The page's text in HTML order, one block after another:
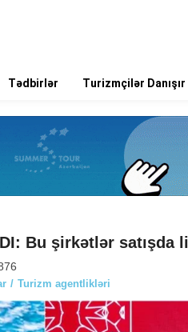
Tədbirlər Turizmçilər Danışır
Bu şirkətlər satışda
Turizm agentlikləri